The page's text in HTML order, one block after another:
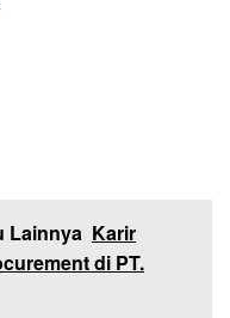
Lainnya Karir
di PT.